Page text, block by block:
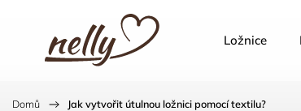
Ložnice
Domů / Jak vytvořit útulnou ložnici pomocí textilu?